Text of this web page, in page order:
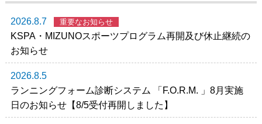
2026.8.7 重要なお知らせ
KSPA・MIZUNOスポーツプログラム再開及び休止継続の
お知らせ
2026.8.5
ランニングフォーム診断システム 「F.O.R.M. 」8月実施
日のお知らせ【8/5受付再開しました】